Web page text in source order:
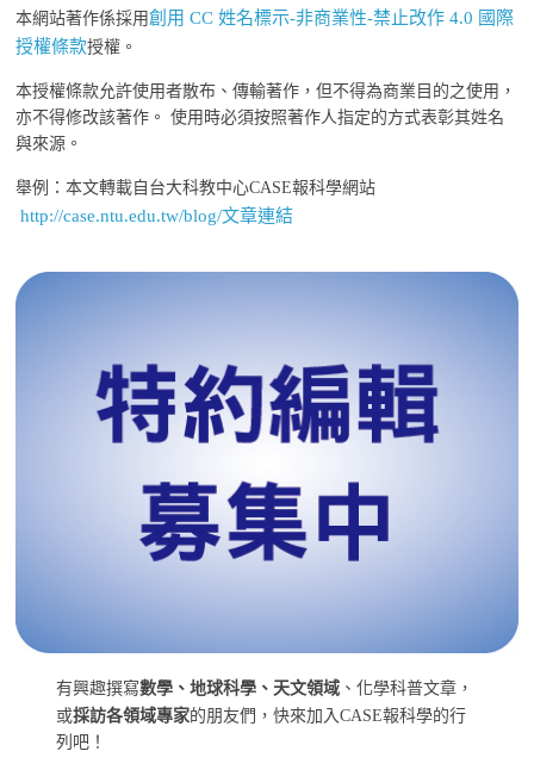
本網站著作係採用創用 CC 姓名標示-非商業性-禁止改作 4.0 國際
授權條款授權。
本授權條款允許使用者散布、傳輸著作，但不得為商業目的之使用，
亦不得修改該著作。 使用時必須按照著作人指定的方式表彰其姓名
與來源。
舉例：本文轉載自台大科教中心CASE報科學網站
http://case.ntu.edu.tw/blog/文章連結
有興趣撰寫數學、地球科學、天文領域 、化學科普文章，
或採訪各領域專家的朋友們，快來加入CASE報科學的行
列吧！